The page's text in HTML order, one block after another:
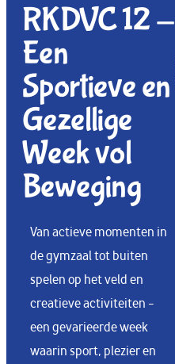
RKDVC 12 -
Een
Sportieve en
Gezellige
Week vol
Beweging
Van actieve momenten in
de gymzaal tot buiten
spelen op het veld en
creatieve activiteiten –
een gevarieerde week
waarin sport, plezier en